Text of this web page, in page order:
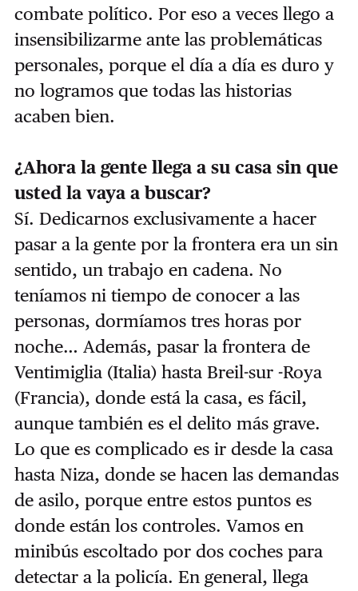
combate político. Por eso a veces llego a
insensibilizarme ante las problemáticas
personales, porque el día a día es duro y
no logramos que todas las historias
acaben bien.
¿Ahora la gente llega a su casa sin que
usted la vaya a buscar?
Sí. Dedicarnos exclusivamente a hacer
pasar a la gente por la frontera era un sin
sentido, un trabajo en cadena. No
teníamos ni tiempo de conocer a las
personas, dormíamos tres horas por
noche… Además, pasar la frontera de
Ventimiglia (Italia) hasta Breil-sur -Roya
(Francia), donde está la casa, es fácil,
aunque también es el delito más grave.
Lo que es complicado es ir desde la casa
hasta Niza, donde se hacen las demandas
de asilo, porque entre estos puntos es
donde están los controles. Vamos en
minibús escoltado por dos coches para
detectar a la policía. En general, llega